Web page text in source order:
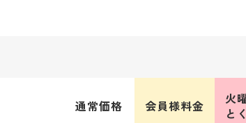
通常価格 会員様料金
火
と